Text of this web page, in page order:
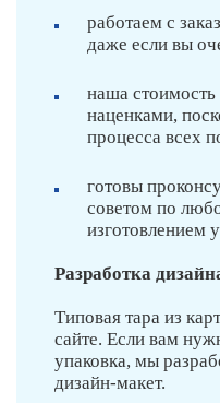
работаем с
даже если вы
наша
наценками,
процесса всех
готовы
советом по
изготовлением
Разработка
Типовая тара из
сайте. Если вам
упаковка, мы
дизайн-макет.